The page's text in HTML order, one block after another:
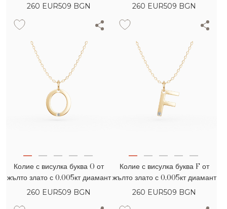
260 EUR509 BGN 260 EUR509 BGN
Колие с висулка буква O от
жълто злато с 0.005кт диамант
260 EUR509 BGN
Колие с висулка буква F от
жълто злато с 0.005кт диамант
260 EUR509 BGN